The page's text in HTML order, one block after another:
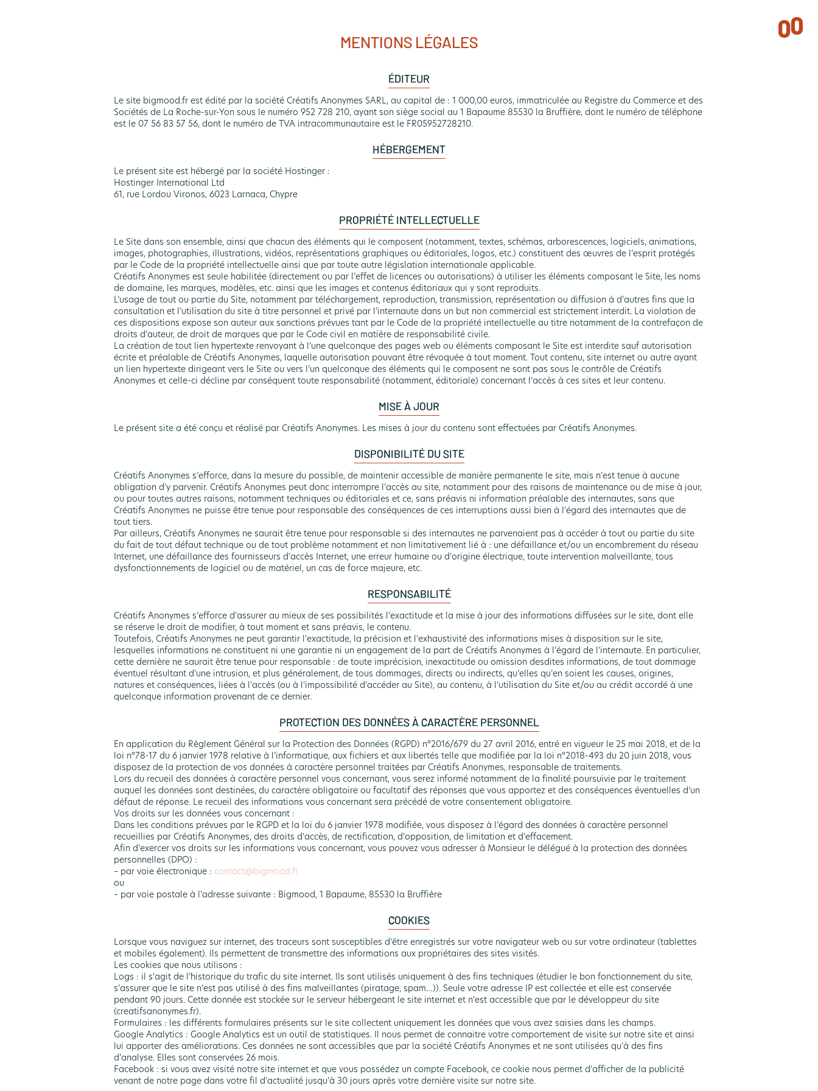
MENTIONS LÉGALES
ÉDITEUR
Le site bigmood.fr est édité par la société Créatifs Anonymes SARL, au capital de : 1 000,00 euros, immatriculée au Registre du Commerce et des
Sociétés de La Roche-sur-Yon sous le numéro 952 728 210, ayant son siège social au 1 Bapaume 85530 la Bruffière, dont le numéro de téléphone
est le 07 56 83 57 56, dont le numéro de TVA intracommunautaire est le FR05952728210.
HÉBERGEMENT
Le présent site est hébergé par la société Hostinger :
Hostinger International Ltd
61, rue Lordou Vironos, 6023 Larnaca, Chypre
PROPRIÉTÉ INTELLECTUELLE
Le Site dans son ensemble, ainsi que chacun des éléments qui le composent (notamment, textes, schémas, arborescences, logiciels, animations,
images, photographies, illustrations, vidéos, représentations graphiques ou éditoriales, logos, etc.) constituent des œuvres de l’esprit protégés
par le Code de la propriété intellectuelle ainsi que par toute autre législation internationale applicable.
Créatifs Anonymes est seule habilitée (directement ou par l’effet de licences ou autorisations) à utiliser les éléments composant le Site, les noms
de domaine, les marques, modèles, etc. ainsi que les images et contenus éditoriaux qui y sont reproduits.
L’usage de tout ou partie du Site, notamment par téléchargement, reproduction, transmission, représentation ou diffusion à d’autres fins que la
consultation et l’utilisation du site à titre personnel et privé par l’internaute dans un but non commercial est strictement interdit. La violation de
ces dispositions expose son auteur aux sanctions prévues tant par le Code de la propriété intellectuelle au titre notamment de la contrefaçon de
droits d’auteur, de droit de marques que par le Code civil en matière de responsabilité civile.
La création de tout lien hypertexte renvoyant à l’une quelconque des pages web ou éléments composant le Site est interdite sauf autorisation
écrite et préalable de Créatifs Anonymes, laquelle autorisation pouvant être révoquée à tout moment. Tout contenu, site internet ou autre ayant
un lien hypertexte dirigeant vers le Site ou vers l’un quelconque des éléments qui le composent ne sont pas sous le contrôle de Créatifs
Anonymes et celle-ci décline par conséquent toute responsabilité (notamment, éditoriale) concernant l’accès à ces sites et leur contenu.
MISE À JOUR
Le présent site a été conçu et réalisé par Créatifs Anonymes. Les mises à jour du contenu sont effectuées par Créatifs Anonymes.
DISPONIBILITÉ DU SITE
Créatifs Anonymes s’efforce, dans la mesure du possible, de maintenir accessible de manière permanente le site, mais n’est tenue à aucune
obligation d’y parvenir. Créatifs Anonymes peut donc interrompre l’accès au site, notamment pour des raisons de maintenance ou de mise à jour,
ou pour toutes autres raisons, notamment techniques ou éditoriales et ce, sans préavis ni information préalable des internautes, sans que
Créatifs Anonymes ne puisse être tenue pour responsable des conséquences de ces interruptions aussi bien à l’égard des internautes que de
tout tiers.
Par ailleurs, Créatifs Anonymes ne saurait être tenue pour responsable si des internautes ne parvenaient pas à accéder à tout ou partie du site
du fait de tout défaut technique ou de tout problème notamment et non limitativement lié à : une défaillance et/ou un encombrement du réseau
Internet, une défaillance des fournisseurs d’accès Internet, une erreur humaine ou d’origine électrique, toute intervention malveillante, tous
dysfonctionnements de logiciel ou de matériel, un cas de force majeure, etc.
RESPONSABILITÉ
Créatifs Anonymes s’efforce d’assurer au mieux de ses possibilités l’exactitude et la mise à jour des informations diffusées sur le site, dont elle
se réserve le droit de modifier, à tout moment et sans préavis, le contenu.
Toutefois, Créatifs Anonymes ne peut garantir l’exactitude, la précision et l’exhaustivité des informations mises à disposition sur le site,
lesquelles informations ne constituent ni une garantie ni un engagement de la part de Créatifs Anonymes à l’égard de l’internaute. En particulier,
cette dernière ne saurait être tenue pour responsable : de toute imprécision, inexactitude ou omission desdites informations, de tout dommage
éventuel résultant d’une intrusion, et plus généralement, de tous dommages, directs ou indirects, qu’elles qu’en soient les causes, origines,
natures et conséquences, liées à l’accès (ou à l’impossibilité d’accéder au Site), au contenu, à l’utilisation du Site et/ou au crédit accordé à une
quelconque information provenant de ce dernier.
PROTECTION DES DONNÉES À CARACTÈRE PERSONNEL
En application du Règlement Général sur la Protection des Données (RGPD) n°2016/679 du 27 avril 2016, entré en vigueur le 25 mai 2018, et de la
loi n°78-17 du 6 janvier 1978 relative à l’informatique, aux fichiers et aux libertés telle que modifiée par la loi n°2018-493 du 20 juin 2018, vous
disposez de la protection de vos données à caractère personnel traitées par Créatifs Anonymes, responsable de traitements.
Lors du recueil des données à caractère personnel vous concernant, vous serez informé notamment de la finalité poursuivie par le traitement
auquel les données sont destinées, du caractère obligatoire ou facultatif des réponses que vous apportez et des conséquences éventuelles d’un
défaut de réponse. Le recueil des informations vous concernant sera précédé de votre consentement obligatoire.
Vos droits sur les données vous concernant :
Dans les conditions prévues par le RGPD et la loi du 6 janvier 1978 modifiée, vous disposez à l’égard des données à caractère personnel
recueillies par Créatifs Anonymes, des droits d’accès, de rectification, d’opposition, de limitation et d’effacement.
Afin d’exercer vos droits sur les informations vous concernant, vous pouvez vous adresser à Monsieur le délégué à la protection des données
personnelles (DPO) :
– par voie électronique : contact@bigmood.fr
ou
– par voie postale à l’adresse suivante : Bigmood, 1 Bapaume, 85530 la Bruffière
COOKIES
Lorsque vous naviguez sur internet, des traceurs sont susceptibles d’être enregistrés sur votre navigateur web ou sur votre ordinateur (tablettes
et mobiles également). Ils permettent de transmettre des informations aux propriétaires des sites visités.
Les cookies que nous utilisons :
Logs : il s’agit de l’historique du trafic du site internet. Ils sont utilisés uniquement à des fins techniques (étudier le bon fonctionnement du site,
s’assurer que le site n’est pas utilisé à des fins malveillantes (piratage, spam…)). Seule votre adresse IP est collectée et elle est conservée
pendant 90 jours. Cette donnée est stockée sur le serveur hébergeant le site internet et n’est accessible que par le développeur du site
(creatifsanonymes.fr).
Formulaires : les différents formulaires présents sur le site collectent uniquement les données que vous avez saisies dans les champs.
Google Analytics : Google Analytics est un outil de statistiques. Il nous permet de connaitre votre comportement de visite sur notre site et ainsi
lui apporter des améliorations. Ces données ne sont accessibles que par la société Créatifs Anonymes et ne sont utilisées qu’à des fins
d’analyse. Elles sont conservées 26 mois.
Facebook : si vous avez visité notre site internet et que vous possédez un compte Facebook, ce cookie nous permet d’afficher de la publicité
venant de notre page dans votre fil d’actualité jusqu’à 30 jours après votre dernière visite sur notre site.